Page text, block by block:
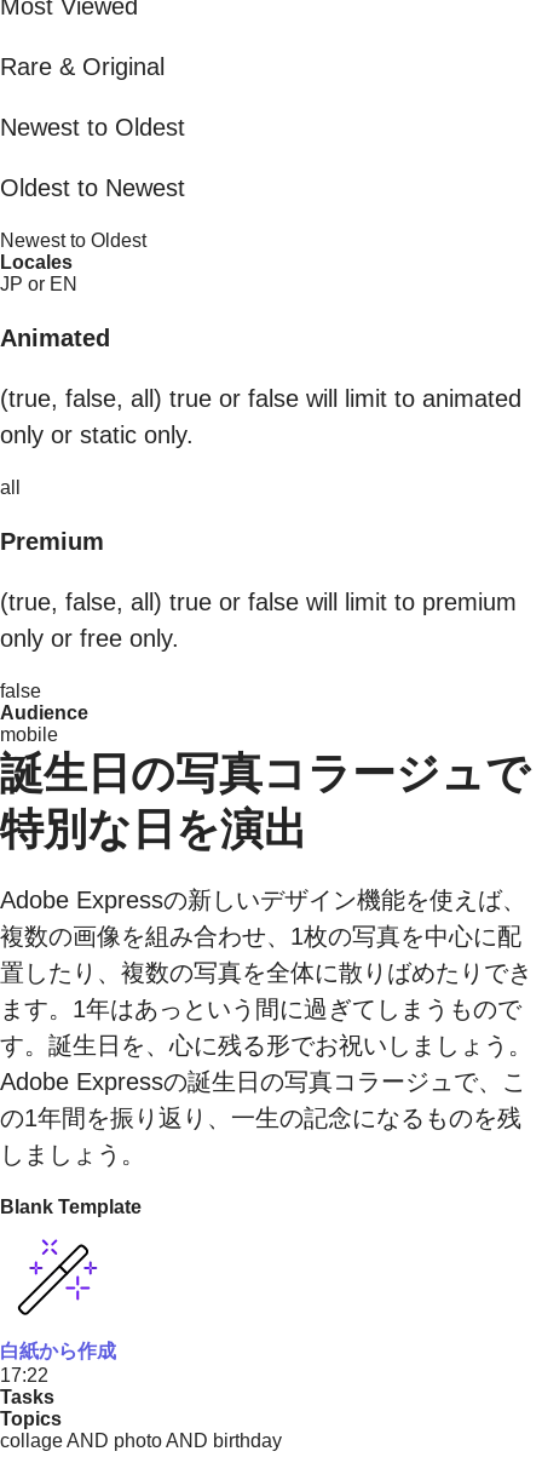
Most Viewed
Rare & Original
Newest to Oldest
Oldest to Newest
Newest to Oldest
Locales
JP or EN
Animated
(true, false, all) true or false will limit to animated
only or static only.
all
Premium
(true, false, all) true or false will limit to premium
only or free only.
false
Audience
mobile
誕生日の写真コラージュで
特別な日を演出
Adobe Expressの新しいデザイン機能を使えば、
複数の画像を組み合わせ、1枚の写真を中心に配
置したり、複数の写真を全体に散りばめたりでき
ます。1年はあっという間に過ぎてしまうもので
す。誕生日を、心に残る形でお祝いしましょう。
Adobe Expressの誕生日の写真コラージュで、こ
の1年間を振り返り、一生の記念になるものを残
しましょう。
Blank Template
白紙から作成
17:22
Tasks
Topics
collage AND photo AND birthday